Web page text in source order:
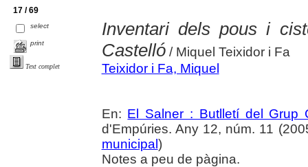
17 / 69
select
print
Text complet
Inventari dels pous i
Castelló/ Miquel Teixidor i Fa
Teixidor i Fa, Miquel
En: El Salner : Butlletí del Grup
d'Empúries. Any 12, núm. 11
municipal )
Notes a peu de pàgina.